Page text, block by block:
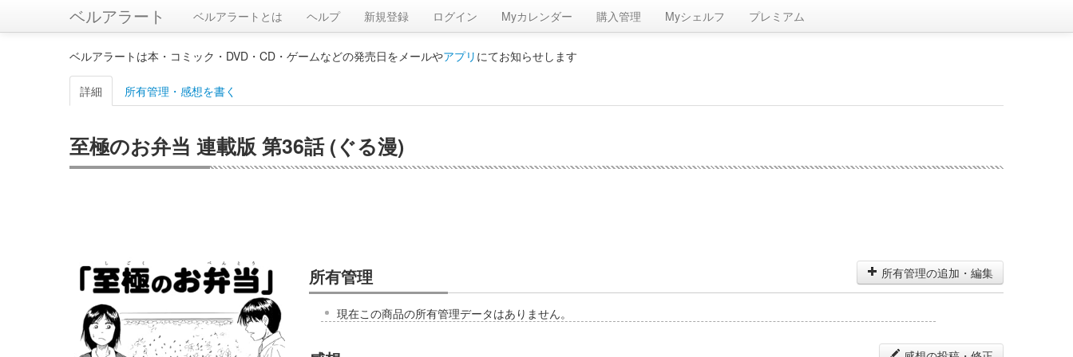
ベルアラート ベルアラートとは ヘルプ 新規登録 ログイン Myカレンダー 購入管理 Myシェルフ プレミアム
ベルアラートは本・コミック・DVD・CD・ゲームなどの発売日をメールやアプリ にてお知らせします
詳細 所有管理・感想を書く
至極のお弁当 連載版 第36話 (ぐる漫)
所有管理 所有管理の追加・編集
現在この商品の所有管理データはありません。